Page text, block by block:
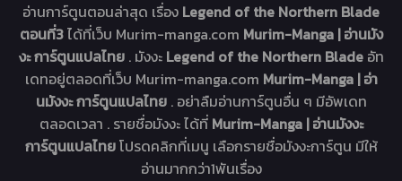
อ่านการ์ตูนตอนล่าสุด เรื่อง Legend of the Northern Blade
ตอนที่3ได้ที่เว็บ Murim-manga.com Murim-Manga | อ่านมัง
งะ การ์ตูนแปลไทย . มังงะ Legend of the Northern Blade อัท
เดทอยู่ตลอดที่เว็บ Murim-manga.com Murim-Manga | อ่า
นมังงะ การ์ตูนแปลไทย . อย่าลืมอ่านการ์ตูนอื่น ๆ มีอัพเดท
ตลอดเวลา . รายชื่อมังงะ ได้ที่ Murim-Manga | อ่านมังงะ
การ์ตูนแปลไทยโปรดคลิกที่เมนู เลือกรายชื่อมังงะการ์ตูน มีให้
อ่านมากกว่า1พันเรื่อง